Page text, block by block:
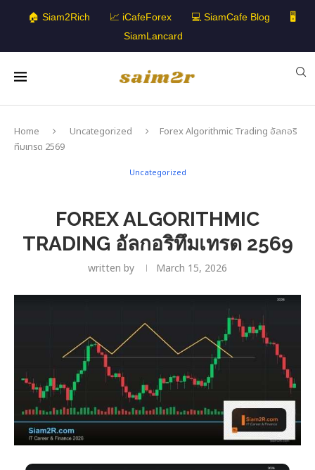
🏠 Siam2Rich 📈 iCafeForex 💻 SiamCafe Blog
🖥️
SiamLancard
Home Uncategorized
Forex Algorithmic Trading อัลกอริ
ทึมเทรด 2569
Uncategorized
FOREX ALGORITHMIC
TRADING อัลกอริทึมเทรด 2569
written by March 15, 2026